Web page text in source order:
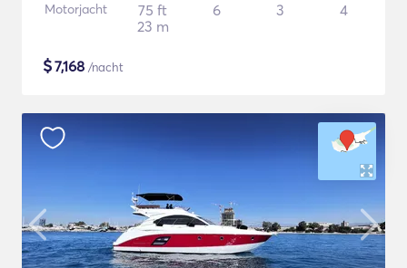
Motorjacht
75 ft
23 m
6 3 4
$7,168 /nacht